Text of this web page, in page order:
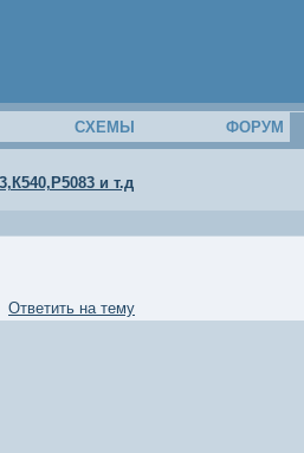
СХЕМЫ ФОРУМ
и т.д
Ответить на тему